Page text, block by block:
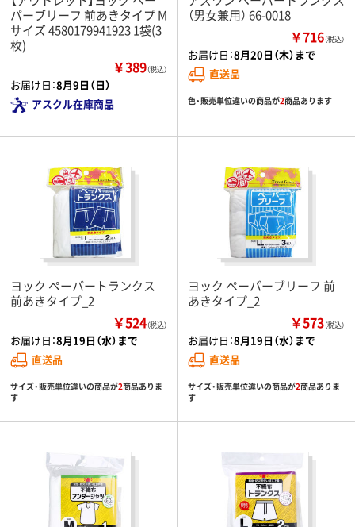
パーブリーフ 前あきタイプ M
サイズ 4580179941923 1袋(3
枚)
￥389（税込）
お届け日：8月9日（日）
アスクル在庫商品
（男女兼用） 66-0018
￥716（税込）
お届け日：8月20日（木）まで
直送品
色・販売単位違いの商品が2商品あります
ヨック ペーパートランクス
前あきタイプ_2
￥524（税込）
お届け日：8月19日（水）まで
直送品
サイズ・販売単位違いの商品が2商品ありま
す
ヨック ペーパーブリーフ 前
あきタイプ_2
￥573（税込）
お届け日：8月19日（水）まで
直送品
サイズ・販売単位違いの商品が2商品ありま
す